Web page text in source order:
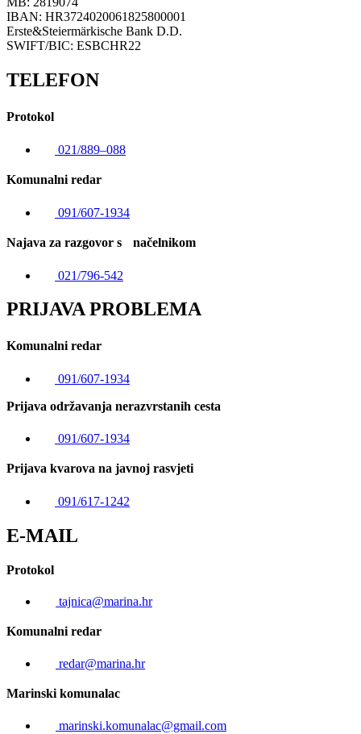
IBAN: HR3724020061825800001
Erste&Steiermärkische Bank D.D.
SWIFT/BIC: ESBCHR22
TELEFON
Protokol
021/889–088
Komunalni redar
091/607-1934
Najava za razgovor s načelnikom
021/796-542
PRIJAVA PROBLEMA
Komunalni redar
091/607-1934
Prijava održavanja nerazvrstanih cesta
091/607-1934
Prijava kvarova na javnoj rasvjeti
091/617-1242
E-MAIL
Protokol
tajnica@marina.hr
Komunalni redar
redar@marina.hr
Marinski komunalac
marinski.komunalac@gmail.com